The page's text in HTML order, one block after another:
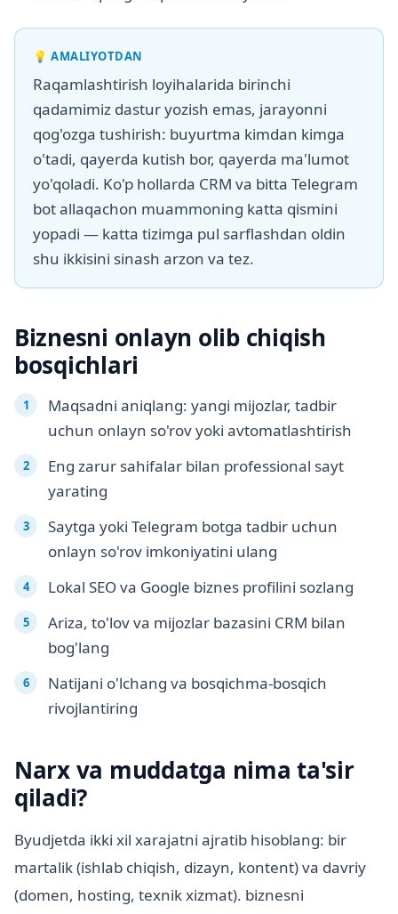
💡AMALIYOTDAN
Raqamlashtirish loyihalarida birinchi
qadamimiz dastur yozish emas, jarayonni
qog'ozga tushirish: buyurtma kimdan kimga
o'tadi, qayerda kutish bor, qayerda ma'lumot
yo'qoladi. Ko'p hollarda CRM va bitta Telegram
bot allaqachon muammoning katta qismini
yopadi — katta tizimga pul sarflashdan oldin
shu ikkisini sinash arzon va tez.
Biznesni onlayn olib chiqish
bosqichlari
Maqsadni aniqlang: yangi mijozlar, tadbir
uchun onlayn so'rov yoki avtomatlashtirish
Eng zarur sahifalar bilan professional sayt
yarating
Saytga yoki Telegram botga tadbir uchun
onlayn so'rov imkoniyatini ulang
Lokal SEO va Google biznes profilini sozlang
Ariza, to'lov va mijozlar bazasini CRM bilan
bog'lang
Natijani o'lchang va bosqichma-bosqich
rivojlantiring
Narx va muddatga nima ta'sir
qiladi?
Byudjetda ikki xil xarajatni ajratib hisoblang: bir
martalik (ishlab chiqish, dizayn, kontent) va davriy
(domen, hosting, texnik xizmat). biznesni